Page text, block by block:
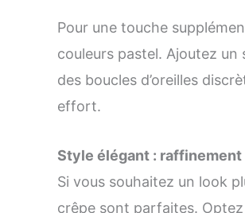
Pour une touche
couleurs pastel. Ajoutez
des boucles d’oreilles
effort.
Style élégant :
Si vous souhaitez un look
crêpe sont parfaites.